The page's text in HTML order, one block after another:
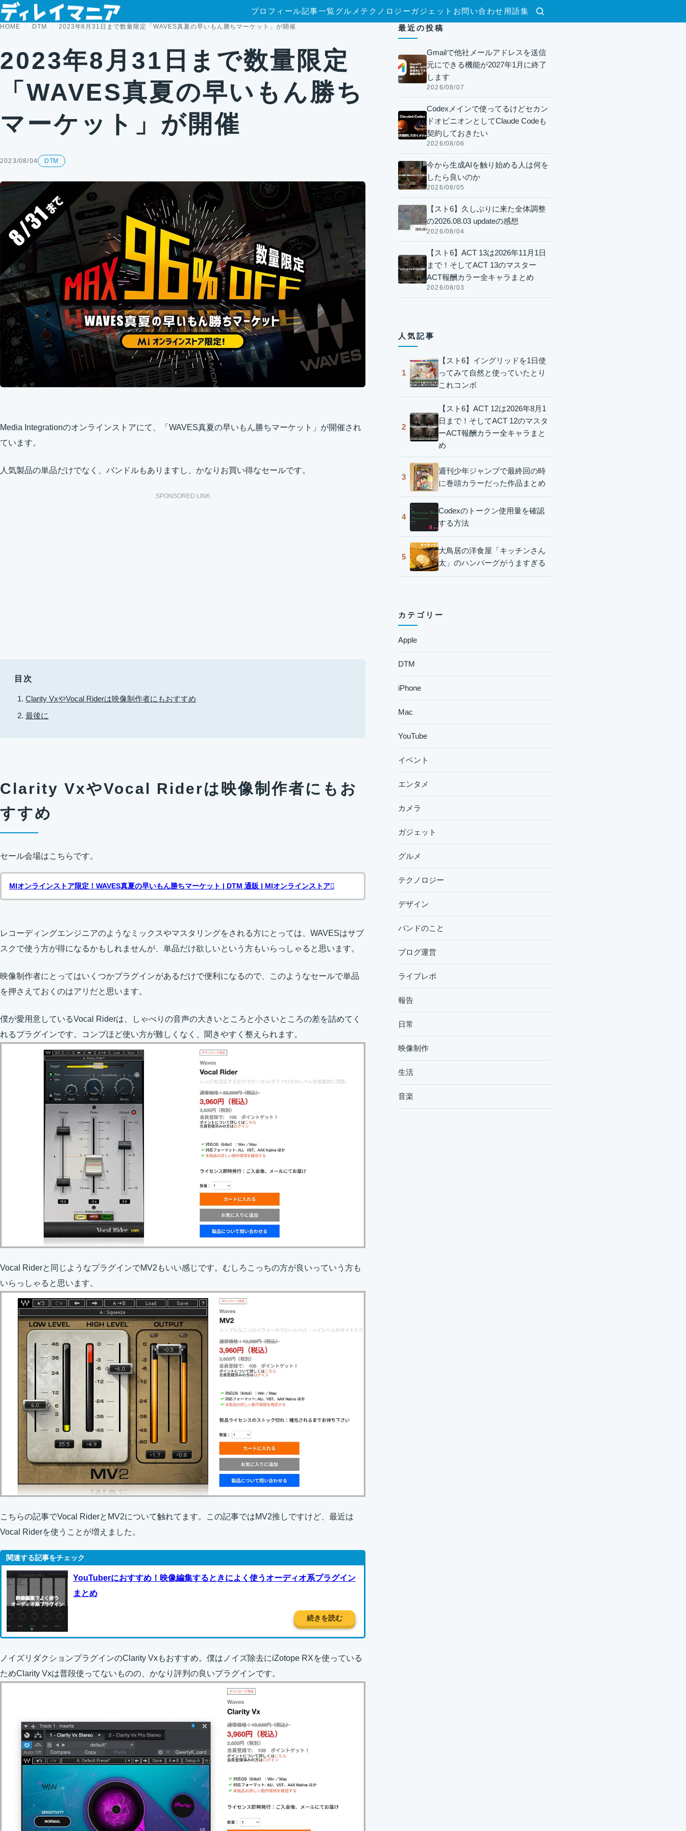
コンテンツへスキップ
検索
プロフィール記事一覧グルメ テクノロジー ガジェット お問い合わせ 用語集
HOME DTM 2023年8月31日まで数量限定「WAVES真夏の早いもん勝ちマーケット」が開催
2023年8月31日まで数量限定
「WAVES真夏の早いもん勝ち
マーケット」が開催
2023/08/04 DTM
Media Integrationのオンラインストアにて、「WAVES真夏の早いもん勝ちマーケット」が開催され
ています。
人気製品の単品だけでなく、バンドルもありますし、かなりお買い得なセールです。
SPONSORED LINK
目次
Clarity VxやVocal Riderは映像制作者にもおすすめ
最後に
Clarity VxやVocal Riderは映像制作者にもお
すすめ
セール会場はこちらです。
MIオンラインストア限定！WAVES真夏の早いもん勝ちマーケット | DTM 通販 | MIオンラインストア
レコーディングエンジニアのようなミックスやマスタリングをされる方にとっては、WAVESはサブ
スクで使う方が得になるかもしれませんが、単品だけ欲しいという方もいらっしゃると思います。
映像制作者にとってはいくつかプラグインがあるだけで便利になるので、このようなセールで単品
を押さえておくのはアリだと思います。
僕が愛用意しているVocal Riderは、しゃべりの音声の大きいところと小さいところの差を詰めてく
れるプラグインです。コンプほど使い方が難しくなく、聞きやすく整えられます。
Vocal Riderと同じようなプラグインでMV2もいい感じです。むしろこっちの方が良いっていう方も
いらっしゃると思います。
こちらの記事でVocal RiderとMV2について触れてます。この記事ではMV2推しですけど、最近は
Vocal Riderを使うことが増えました。
YouTuberにおすすめ！映像編集するときによく使うオーディオ系プラグイン
まとめ
続きを読む
ノイズリダクションプラグインのClarity Vxもおすすめ。僕はノイズ除去にiZotope RXを使っている
ためClarity Vxは普段使ってないものの、かなり評判の良いプラグインです。
最近の投稿
Gmailで他社メールアドレスを送信
元にできる機能が2027年1月に終了
します
2026/08/07
Codexメインで使ってるけどセカン
ドオピニオンとしてClaude Codeも
契約しておきたい
2026/08/06
今から生成AIを触り始める人は何を
したら良いのか
2026/08/05
【スト6】久しぶりに来た全体調整
の2026.08.03 updateの感想
2026/08/04
【スト6】ACT 13は2026年11月1日
まで！そしてACT 13のマスター
ACT報酬カラー全キャラまとめ
2026/08/03
人気記事
1
【スト6】イングリッドを1日使
ってみて自然と使っていたとり
これコンボ
2
【スト6】ACT 12は2026年8月1
日まで！そしてACT 12のマスタ
ーACT報酬カラー全キャラまと
め
3
週刊少年ジャンプで最終回の時
に巻頭カラーだった作品まとめ
4
Codexのトークン使用量を確認
する方法
5
大鳥居の洋食屋「キッチンさん
太」のハンバーグがうますぎる
カテゴリー
Apple
DTM
iPhone
Mac
YouTube
イベント
エンタメ
カメラ
ガジェット
グルメ
テクノロジー
デザイン
バンドのこと
ブログ運営
ライブレポ
報告
日常
映像制作
生活
音楽